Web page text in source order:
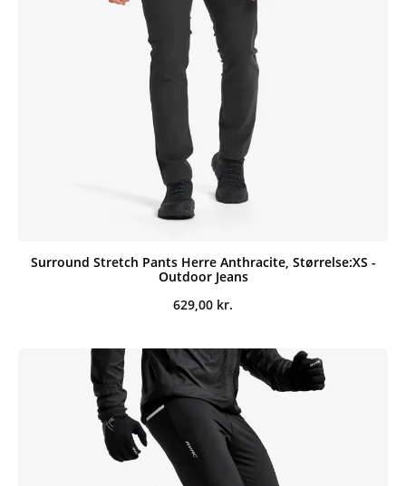
Surround Stretch Pants Herre Anthracite, Størrelse:XS -
Outdoor Jeans
629,00 kr.